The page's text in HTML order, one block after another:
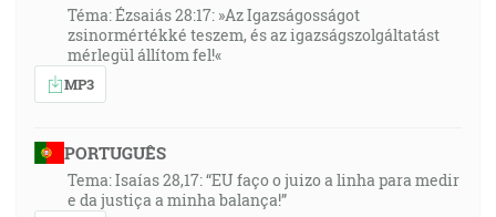
Téma: Ézsaiás 28:17: »Az Igazságosságot
zsinormértékké teszem, és az igazságszolgáltatást
mérlegül állítom fel!«
MP3
PORTUGUÊS
Tema: Isaías 28,17: “EU faço o juizo a linha para medir
e da justiça a minha balança!”